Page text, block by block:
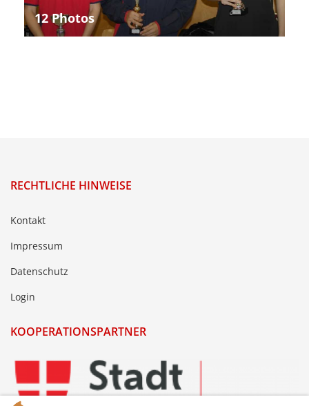
12 Photos
RECHTLICHE HINWEISE
Kontakt
Impressum
Datenschutz
Login
KOOPERATIONSPARTNER